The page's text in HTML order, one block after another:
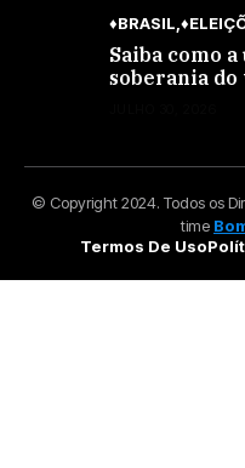
♦BRASIL
Saiba como
soberania do
© Copyright 2024. Todos os
time
Termos De Uso